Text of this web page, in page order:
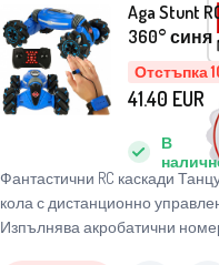
Отстъпка
Aga Stunt
360° синя
Фантастични RC каскади
кола с дистанционно
Изпълнява акробатични
В
41.40 EUR